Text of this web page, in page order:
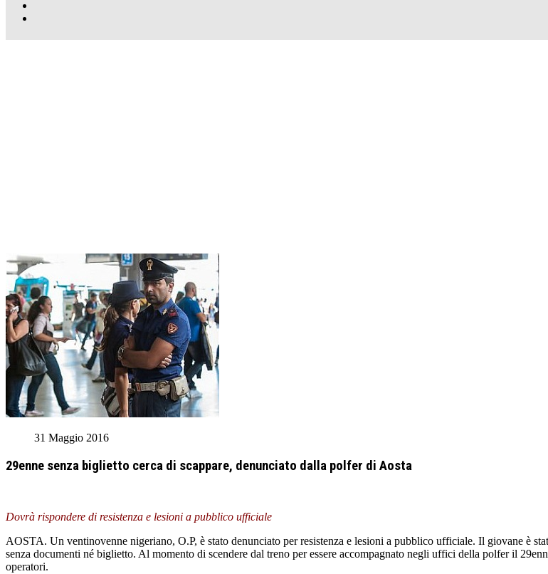
31 Maggio 2016
29enne senza biglietto cerca di scappare, denunciato dalla polfer di Aosta
Dovrà rispondere di resistenza e lesioni a pubblico ufficiale
AOSTA. Un ventinovenne nigeriano, O.P, è stato denunciato per resistenza e lesioni a pubblico ufficiale. Il giovane è
senza documenti né biglietto. Al momento di scendere dal treno per essere accompagnato negli uffici della polfer il
operatori.